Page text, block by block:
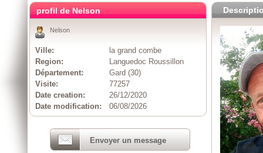
profil de Nelson
Nelson
Ville:
la grand combe
Region:
Languedoc Roussillon
Département:
Gard (30)
Visite:
77257
Date creation:
26/12/2020
Date modification:
06/08/2026
Envoyer un message